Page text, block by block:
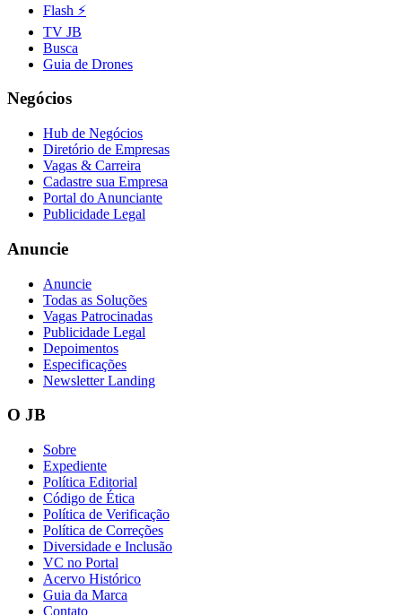
Vasco
Flash ⚡
TV JB
Busca
Guia de Drones
Negócios
Hub de Negócios
Diretório de Empresas
Vagas & Carreira
Cadastre sua Empresa
Portal do Anunciante
Publicidade Legal
Anuncie
Anuncie
Todas as Soluções
Vagas Patrocinadas
Publicidade Legal
Depoimentos
Especificações
Newsletter Landing
O JB
Sobre
Expediente
Política Editorial
Código de Ética
Política de Verificação
Política de Correções
Diversidade e Inclusão
VC no Portal
Acervo Histórico
Guia da Marca
Contato